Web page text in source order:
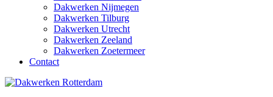
Dakwerken Nijmegen
Dakwerken Tilburg
Dakwerken Utrecht
Dakwerken Zeeland
Dakwerken Zoetermeer
Contact